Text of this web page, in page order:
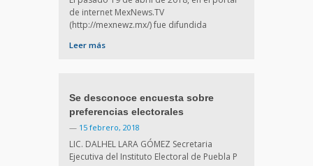
de internet MexNews.TV
(http://mexnewz.mx/) fue difundida
Leer más
Se desconoce encuesta sobre
preferencias electorales
— 15 febrero, 2018
LIC. DALHEL LARA GÓMEZ Secretaria
Ejecutiva del Instituto Electoral de Puebla P